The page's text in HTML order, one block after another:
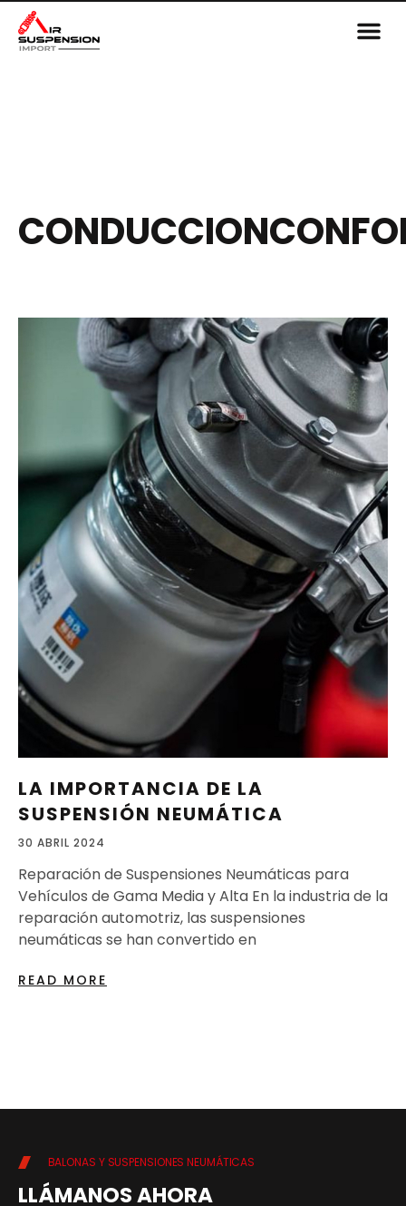
LA IMPORTANCIA DE LA
SUSPENSIÓN NEUMÁTICA
30 ABRIL 2024
Reparación de Suspensiones Neumáticas para
Vehículos de Gama Media y Alta En la industria de la
reparación automotriz, las suspensiones
neumáticas se han convertido en
READ MORE
BALONAS Y SUSPENSIONES NEUMÁTICAS
LLÁMANOS AHORA